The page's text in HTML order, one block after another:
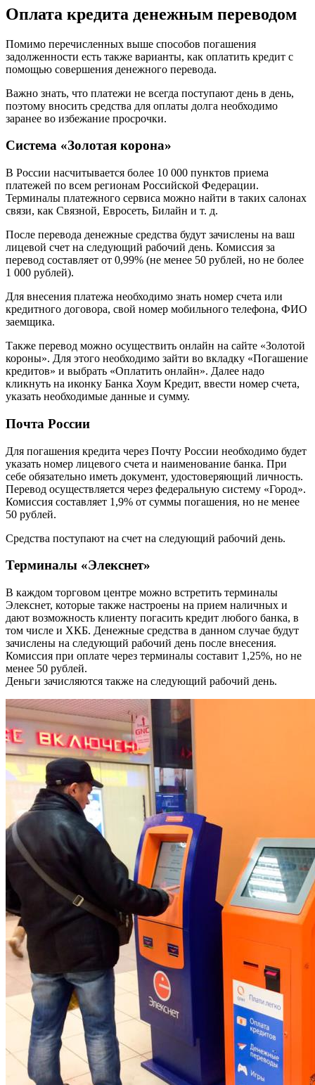
Оплата кредита денежным переводом
Помимо перечисленных выше способов погашения
задолженности есть также варианты, как оплатить кредит с
помощью совершения денежного перевода.
Важно знать, что платежи не всегда поступают день в день,
поэтому вносить средства для оплаты долга необходимо
заранее во избежание просрочки.
Система «Золотая корона»
В России насчитывается более 10 000 пунктов приема
платежей по всем регионам Российской Федерации.
Терминалы платежного сервиса можно найти в таких салонах
связи, как Связной, Евросеть, Билайн и т. д.
После перевода денежные средства будут зачислены на ваш
лицевой счет на следующий рабочий день. Комиссия за
перевод составляет от 0,99% (не менее 50 рублей, но не более
1 000 рублей).
Для внесения платежа необходимо знать номер счета или
кредитного договора, свой номер мобильного телефона, ФИО
заемщика.
Также перевод можно осуществить онлайн на сайте «Золотой
короны». Для этого необходимо зайти во вкладку «Погашение
кредитов» и выбрать «Оплатить онлайн». Далее надо
кликнуть на иконку Банка Хоум Кредит, ввести номер счета,
указать необходимые данные и сумму.
Почта России
Для погашения кредита через Почту России необходимо будет
указать номер лицевого счета и наименование банка. При
себе обязательно иметь документ, удостоверяющий личность.
Перевод осуществляется через федеральную систему «Город».
Комиссия составляет 1,9% от суммы погашения, но не менее
50 рублей.
Средства поступают на счет на следующий рабочий день.
Терминалы «Элекснет»
В каждом торговом центре можно встретить терминалы
Элекснет, которые также настроены на прием наличных и
дают возможность клиенту погасить кредит любого банка, в
том числе и ХКБ. Денежные средства в данном случае будут
зачислены на следующий рабочий день после внесения.
Комиссия при оплате через терминалы составит 1,25%, но не
менее 50 рублей.
Деньги зачисляются также на следующий рабочий день.